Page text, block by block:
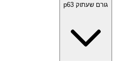
גורם שעתוק p63